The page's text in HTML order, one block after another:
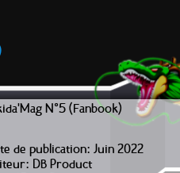
N°5 (Fanbook)
de publication: Juin 2022
DB Product